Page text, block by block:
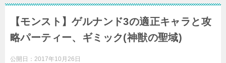
【モンスト】ゲルナンド3の適正キャラと攻
略パーティー、ギミック(神獣の聖域)
公開日： 2017年10月26日